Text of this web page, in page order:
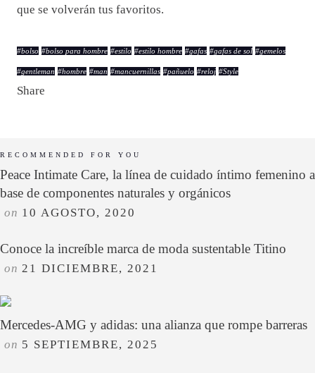
que se volverán tus favoritos.
#bolso #bolso para hombre #estilo #estilo hombre #gafas #gafas de sol #gemelos
#gentleman #hombre #man #mancuernillas #pañuelo #reloj #Style
Share
RECOMMENDED FOR YOU
Peace Intimate Care, la línea de cuidado íntimo femenino a
base de componentes naturales y orgánicos
on 10 AGOSTO, 2020
Conoce la increíble marca de moda sustentable Titino
on 21 DICIEMBRE, 2021
Mercedes-AMG y adidas: una alianza que rompe barreras
on 5 SEPTIEMBRE, 2025